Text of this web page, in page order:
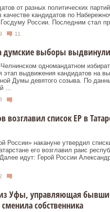
от разных политических
качестве кандидатов по
России. Последним стал
11
думские выборы
одномандатном
этап выдвижения кандидатов на
Думы девятого созыва. По
...
возглавил список ЕР в
России» накануне утвердил
его возглавил раис
идут: Герой России
Уфы, управляющая
собственника